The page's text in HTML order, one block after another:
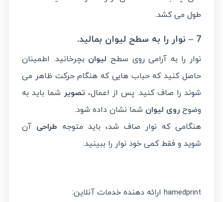
طول می کشد.
7 – نوار را به سطح لیوان بمالید.
نوار را به آرامی روی سطح لیوان بچرخانید. اطمینان
حاصل کنید که حباب هایی که هنگام حرکت ظاهر می
شوند را صاف کنید. پس از اعمال، تصویر شما باید به
وضوح روی لیوان شما نشان داده شود.
هنگامی که نوار صاف شد، باید متوجه طراحی آن
شوید و فقط کمی خود نوار را ببینید.
hamedprint ارائه دهنده خدمات آنلاین: